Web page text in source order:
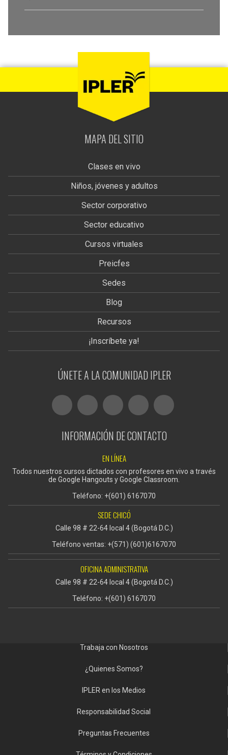
MAPA DEL SITIO
Clases en vivo
Niños, jóvenes y adultos
Sector corporativo
Sector educativo
Cursos virtuales
Preicfes
Sedes
Blog
Recursos
¡Inscríbete ya!
ÚNETE A LA COMUNIDAD IPLER
INFORMACIÓN DE CONTACTO
EN LÍNEA
Todos nuestros cursos dictados con profesores en vivo a través
de Google Hangouts y Google Classroom.
Teléfono: +(601) 6167070
SEDE CHICÓ
Calle 98 # 22-64 local 4 (Bogotá D.C.)
Teléfono ventas: +(571) (601)6167070
OFICINA ADMINISTRATIVA
Calle 98 # 22-64 local 4 (Bogotá D.C.)
Teléfono: +(601) 6167070
Trabaja con Nosotros
¿Quienes Somos?
IPLER en los Medios
Responsabilidad Social
Preguntas Frecuentes